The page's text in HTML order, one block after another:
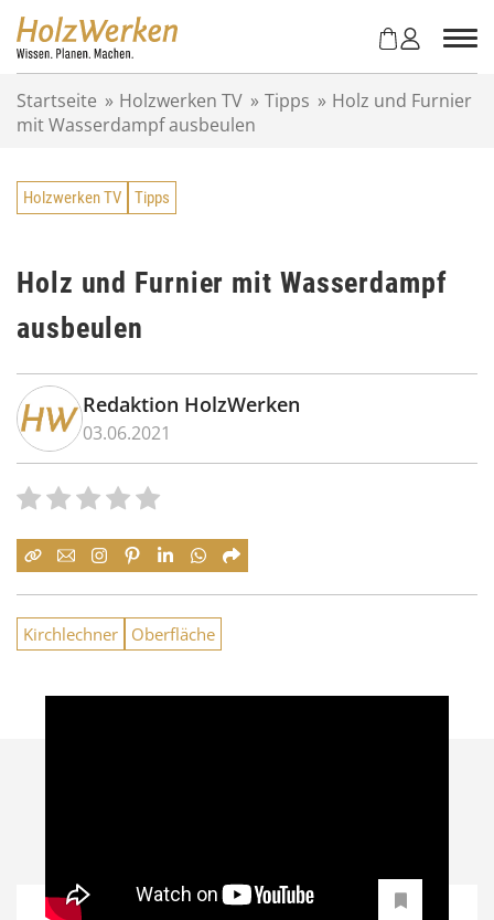
Startseite » Holzwerken TV » Tipps » Holz und Furnier
mit Wasserdampf ausbeulen
Holzwerken TV Tipps
Holz und Furnier mit Wasserdampf
ausbeulen
Redaktion HolzWerken
03.06.2021
Kirchlechner Oberfläche